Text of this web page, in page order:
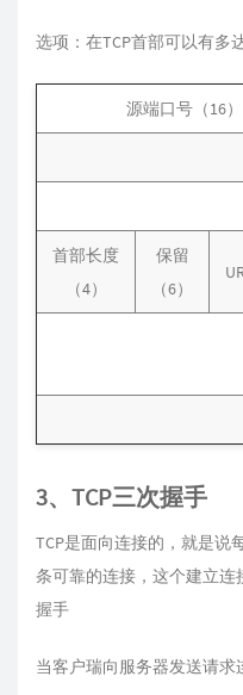
选项：在TCP首部可以有多
源端口号（16）
首部长度
（4）
保留
（6）
3、TCP三次握手
TCP是面向连接的，就是说
条可靠的连接，这个建立
握手
当客户瑞向服务器发送请求